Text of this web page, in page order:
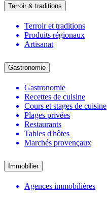
Terroir & traditions
Terroir et traditions
Produits régionaux
Artisanat
Gastronomie
Gastronomie
Recettes de cuisine
Cours et stages de cuisine
Plages privées
Restaurants
Tables d'hôtes
Marchés provençaux
Immobilier
Agences immobilières